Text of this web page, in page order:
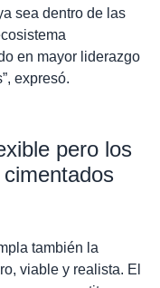
sea dentro de las
en mayor liderazgo
expresó.
pero los
también la
viable y realista. El